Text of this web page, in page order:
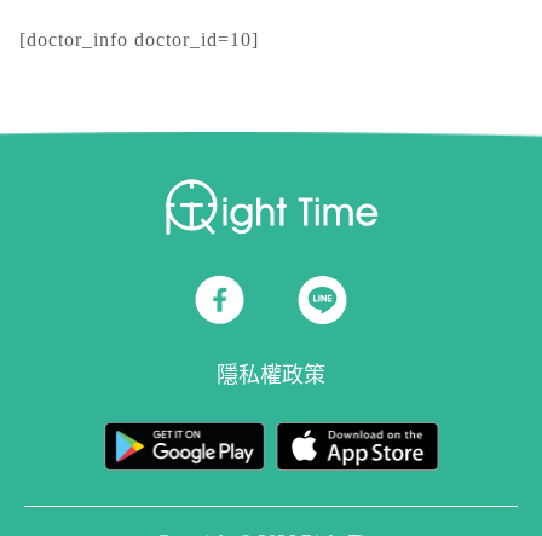
[doctor_info doctor_id=10]
隱私權政策